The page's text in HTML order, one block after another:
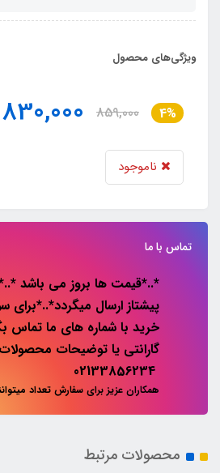
ویژگی‌های محصول
4%
859,000
830,000
ناموجود
تماس با ما
*..*قیمت ها بروز می باشد
پیشتاز ارسال میگردد*..*برای
خرید با شماره های ما تماس
گارانتی یا توضیحات
همکاران عزیز برای سفارش تعداد
محصولات مرتبط